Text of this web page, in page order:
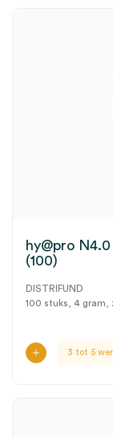
hy@pro
(100)
DISTRIFUND
100 stuks, 4 gram,
3 tot 5